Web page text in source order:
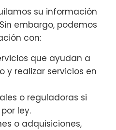
su información
embargo, podemos
con:
que ayudan a
y realizar servicios en
o reguladoras si
ley.
o adquisiciones,